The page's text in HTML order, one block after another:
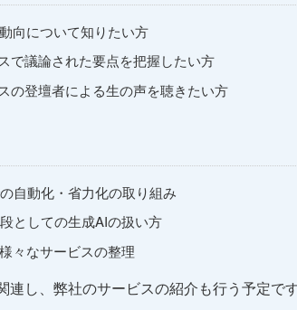
向について知りたい方
で議論された要点を把握したい方
の登壇者による生の声を聴きたい方
自動化・省力化の取り組み
としての生成AIの扱い方
々なサービスの整理
し、弊社のサービスの紹介も行う予定です